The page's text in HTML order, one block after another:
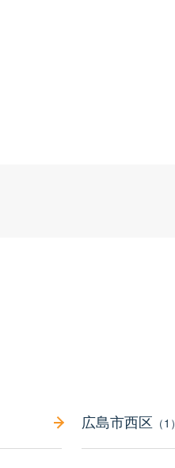
広島市西区 （1）